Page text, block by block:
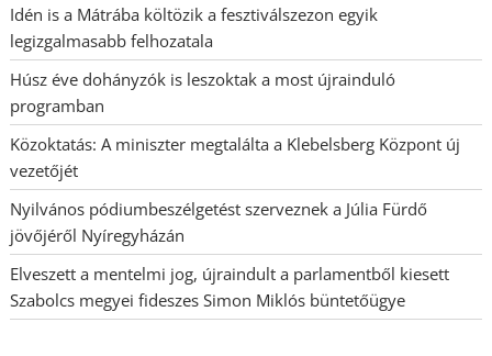
Idén is a Mátrába költözik a fesztiválszezon egyik
legizgalmasabb felhozatala
Húsz éve dohányzók is leszoktak a most újrainduló
programban
Közoktatás: A miniszter megtalálta a Klebelsberg Központ új
vezetőjét
Nyilvános pódiumbeszélgetést szerveznek a Júlia Fürdő
jövőjéről Nyíregyházán
Elveszett a mentelmi jog, újraindult a parlamentből kiesett
Szabolcs megyei fideszes Simon Miklós büntetőügye